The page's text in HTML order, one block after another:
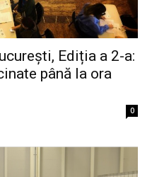
Ediția a 2-a:
până la ora
0